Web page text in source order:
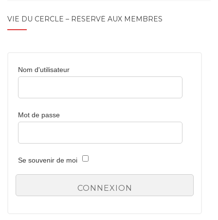
VIE DU CERCLE – RÉSERVÉ AUX MEMBRES
Nom d'utilisateur
Mot de passe
Se souvenir de moi